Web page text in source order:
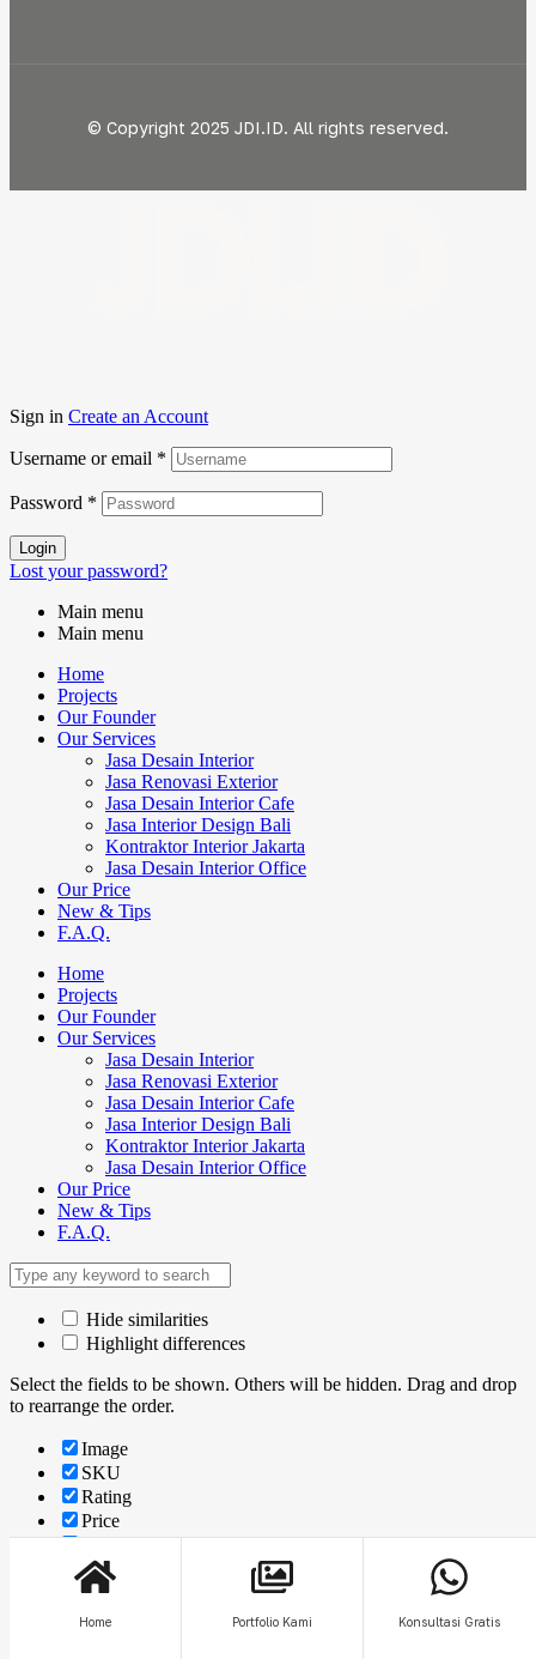
Home Portfolio Kami Konsultasi Gratis
© Copyright 2025 JDI.ID. All rights reserved.
Sign in Create an Account
Username or email *
Password *
Login
Lost your password?
Main menu
Main menu
Home
Projects
Our Founder
Our Services
Jasa Desain Interior
Jasa Renovasi Exterior
Jasa Desain Interior Cafe
Jasa Interior Design Bali
Kontraktor Interior Jakarta
Jasa Desain Interior Office
Our Price
New & Tips
F.A.Q.
Home
Projects
Our Founder
Our Services
Jasa Desain Interior
Jasa Renovasi Exterior
Jasa Desain Interior Cafe
Jasa Interior Design Bali
Kontraktor Interior Jakarta
Jasa Desain Interior Office
Our Price
New & Tips
F.A.Q.
Hide similarities
Highlight differences
Select the fields to be shown. Others will be hidden. Drag and drop
to rearrange the order.
Image
SKU
Rating
Price
Stock
Availability
Add to cart
Description